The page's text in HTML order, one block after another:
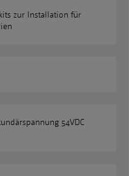
zur Installation für
54VDC